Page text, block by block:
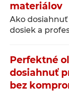
materiálov
Ako
dosiek a
Perfektné
dosiahnuť
bez